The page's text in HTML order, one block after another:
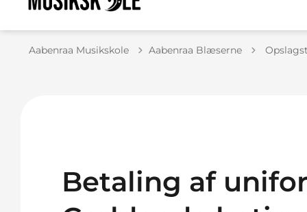
Aabenraa Musikskole Aabenraa Blæserne Tilbage til
Betaling af